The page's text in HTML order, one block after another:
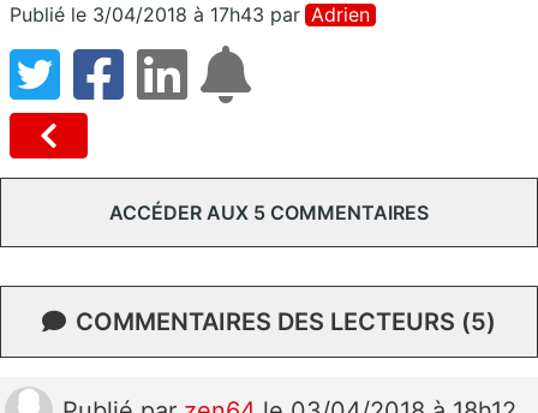
Publié le 3/04/2018 à 17h43 par Adrien
ACCÉDER AUX 5 COMMENTAIRES
COMMENTAIRES DES LECTEURS (5)